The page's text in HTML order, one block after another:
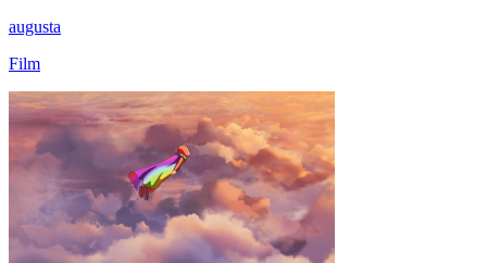
augusta
Film